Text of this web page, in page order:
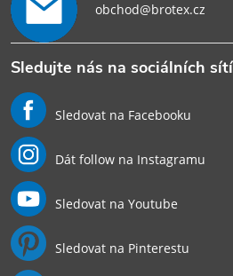
obchod@brotex.cz
Sledujte nás na sociálních
Sledovat na Facebooku
Dát follow na Instagramu
Sledovat na Youtube
Sledovat na Pinterestu